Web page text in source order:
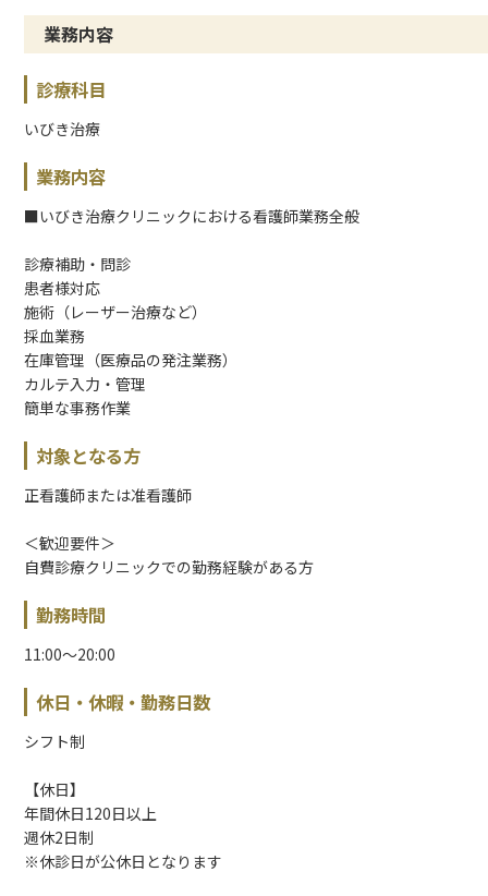
業務内容
診療科目
いびき治療
業務内容
■いびき治療クリニックにおける看護師業務全般
診療補助・問診
患者様対応
施術（レーザー治療など）
採血業務
在庫管理（医療品の発注業務）
カルテ入力・管理
簡単な事務作業
対象となる方
正看護師または准看護師
＜歓迎要件＞
自費診療クリニックでの勤務経験がある方
勤務時間
11:00～20:00
休日・休暇・勤務日数
シフト制
【休日】
年間休日120日以上
週休2日制
※休診日が公休日となります